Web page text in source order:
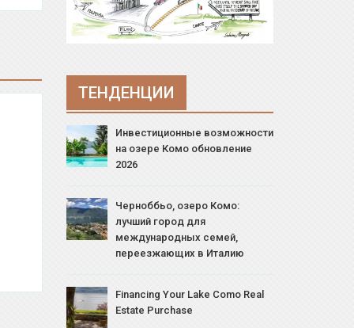
ТЕНДЕНЦИИ
Инвестиционные возможности
на озере Комо обновление
2026
Черноббьо, озеро Комо:
лучший город для
международных семей,
переезжающих в Италию
Financing Your Lake Como Real
Estate Purchase